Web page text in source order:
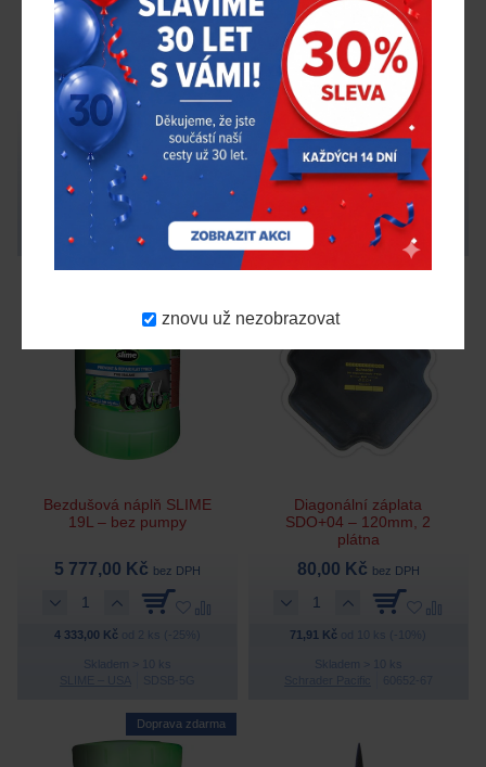
znovu už nezobrazovat
Schrader Pacific S-4394-1
Brusná kulička, průměr
40mm
340,00 Kč bez DPH
Skladem > 10 ks
KART – Polsko
WULKAN-160P
Termopres Wulkan 160P
47 900,00 Kč bez DPH
Na objednávku
Bezdušová náplň SLIME
19L – bez pumpy
5 777,00 Kč bez DPH
4 333,00 Kčod 2 ks (-25%)
Skladem > 10 ks
Diagonální záplata
SDO+04 – 120mm, 2
plátna
80,00 Kč bez DPH
71,91 Kč od 10 ks (-10%)
Skladem > 10 ks
Doprava zdarma